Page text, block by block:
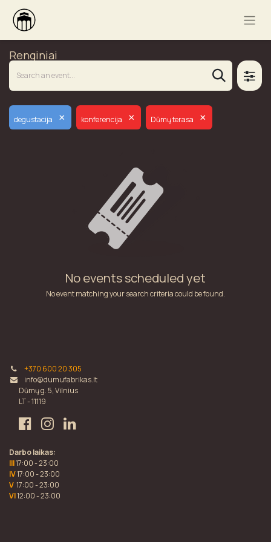
Renginiai
degustacija × konferencija × Dūmų terasa ×
No events scheduled yet
No event matching your search criteria could be found.
+370 600 20 305
info@dumufabrikas.lt
Dūmų g. 5, Vilnius
LT - 11119
Darbo laikas:
III17:00 - 23:00
IV17:00 - 23:00
V 17:00 - 23:00
VI12:00 - 23:00